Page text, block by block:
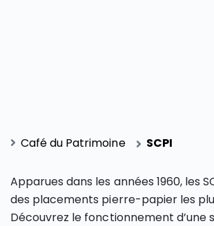
Café du Patrimoine SCPI
Apparues dans les années 1960, les
des placements pierre-papier les
Découvrez le fonctionnement d’une